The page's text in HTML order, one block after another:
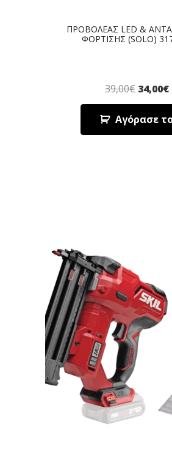
ΠΡΟΒΟΛΕΑΣ LED &
ΦΟΡΤΙΣΗΣ (SOLO)
39,00€ 34,00€
Αγόρασε